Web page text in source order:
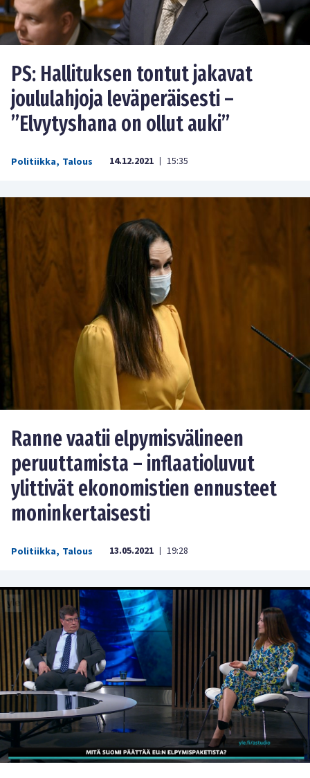
PS: Hallituksen tontut jakavat
joululahjoja leväperäisesti –
”Elvytyshana on ollut auki”
Politiikka, Talous 14.12.2021 | 15:35
Ranne vaatii elpymisvälineen
peruuttamista – inflaatioluvut
ylittivät ekonomistien ennusteet
moninkertaisesti
Politiikka, Talous 13.05.2021 | 19:28